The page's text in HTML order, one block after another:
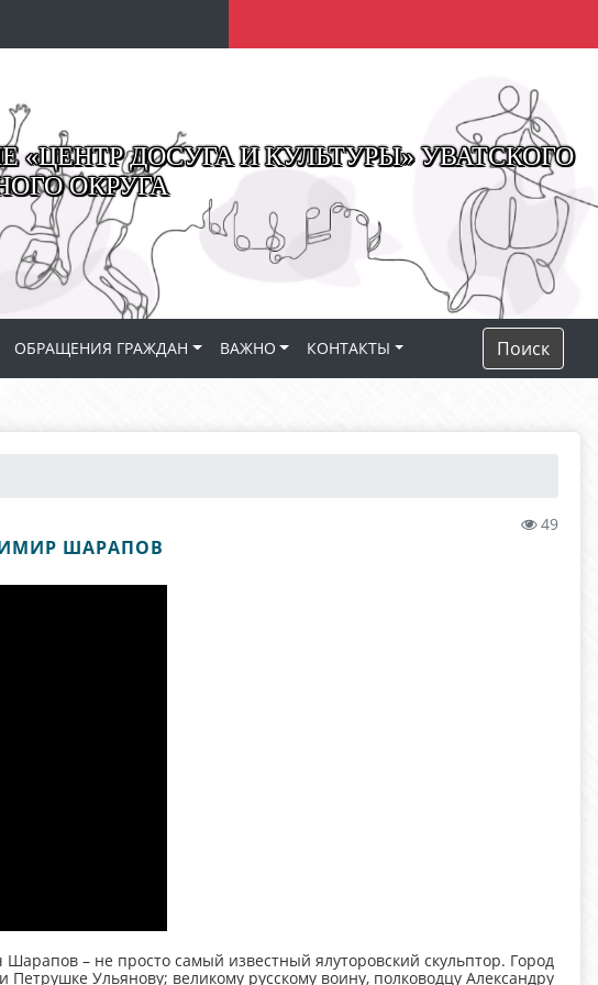
ДОСУГА И КУЛЬТУРЫ» УВАТСКОГО
ОКРУГА
ОБРАЩЕНИЯ ГРАЖДАН ВАЖНО КОНТАКТЫ Поиск
49
ШАРАПОВ
– не просто самый известный ялуторовский скульптор. Город
Ульянову; великому русскому воину, полководцу Александру